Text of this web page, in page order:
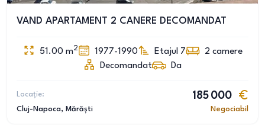
VAND APARTAMENT 2 CANERE DECOMANDAT
51.00 m2 1977-1990 Etajul 7 2 camere
Decomandat
Da
Locație:
Cluj-Napoca, Mărăști
185 000
Negociabil